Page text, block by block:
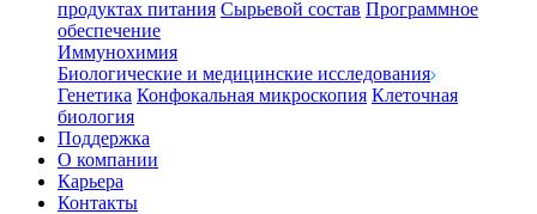
продуктах питания Сырьевой состав Программное
обеспечение
Иммунохимия
Биологические и медицинские исследования
Генетика Конфокальная микроскопия Клеточная
биология
Поддержка
О компании
Карьера
Контакты